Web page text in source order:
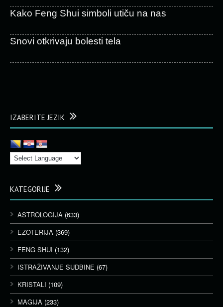
Kako Feng Shui simboli utiču na nas
Snovi otkrivaju bolesti tela
IZABERITE JEZIK
KATEGORIJE
ASTROLOGIJA (633)
EZOTERIJA (369)
FENG SHUI (132)
ISTRAŽIVANJE SUDBINE (67)
KRISTALI (109)
MAGIJA (233)